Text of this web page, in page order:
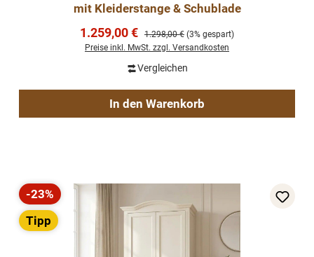
mit Kleiderstange & Schublade
Verkaufspreis:
1.259,00 € Regulärer Preis:
1.298,00 € (3% gespart)
Preise inkl. MwSt. zzgl. Versandkosten
Vergleichen
In den Warenkorb
Rabatt
-23%
Tipp